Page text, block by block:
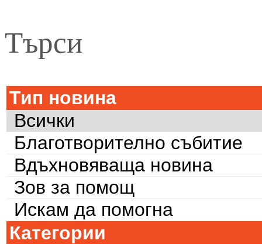
Търси
Тип новина
Всички
Благотворително събитие
Вдъхновяваща новина
Зов за помощ
Искам да помогна
Категории